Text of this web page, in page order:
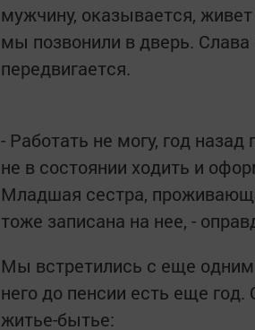
мужчину, оказывается,
мы позвонили в дверь. Слава
передвигается.
- Работать не могу, год
не в состоянии ходить и
Младшая сестра,
тоже записана на нее, -
Мы встретились с еще
него до пенсии есть еще
житье-бытье: